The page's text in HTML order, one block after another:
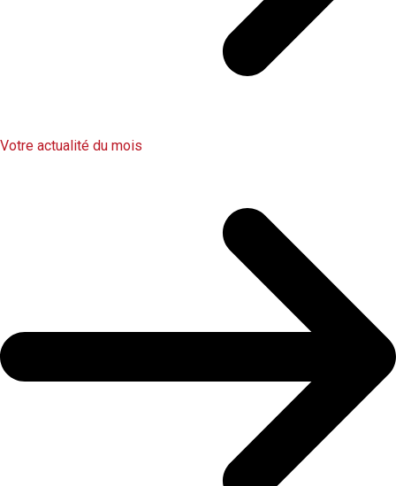
Votre actualité du mois